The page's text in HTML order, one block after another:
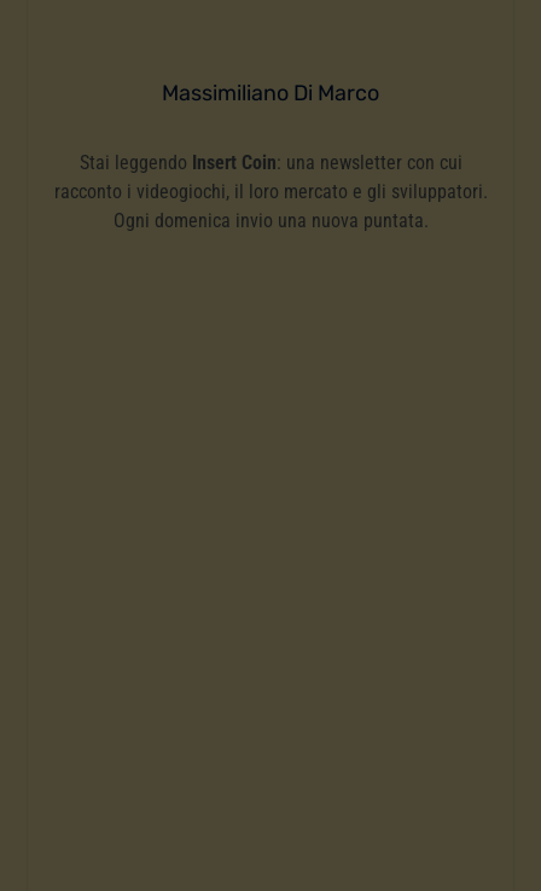
Massimiliano Di Marco
Stai leggendo Insert Coin: una newsletter con cui
racconto i videogiochi, il loro mercato e gli sviluppatori.
Ogni domenica invio una nuova puntata.